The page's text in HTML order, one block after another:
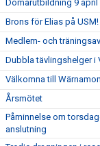
Domarutbildning 9 april
Brons för Elias på USM!
Medlem- och
Dubbla tävlingshelger i
Välkomna till
Årsmötet
Påminnelse om
anslutning